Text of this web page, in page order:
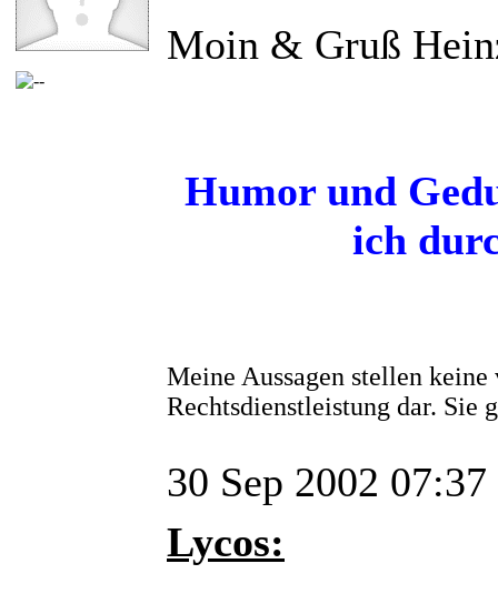
Moin & Gruß
Humor und
ich
Meine Aussagen stellen
Rechtsdienstleistung dar. Sie
30 Sep 2002 07:37
Lycos: